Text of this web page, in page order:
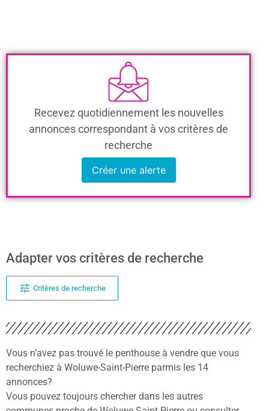
Recevez quotidiennement les nouvelles
annonces correspondant à vos critères de
recherche
Créer une alerte
Adapter vos critères de recherche
Critères de recherche
Vous n’avez pas trouvé le penthouse à vendre que vous
recherchiez à Woluwe-Saint-Pierre parmis les 14
annonces?
Vous pouvez toujours chercher dans les autres